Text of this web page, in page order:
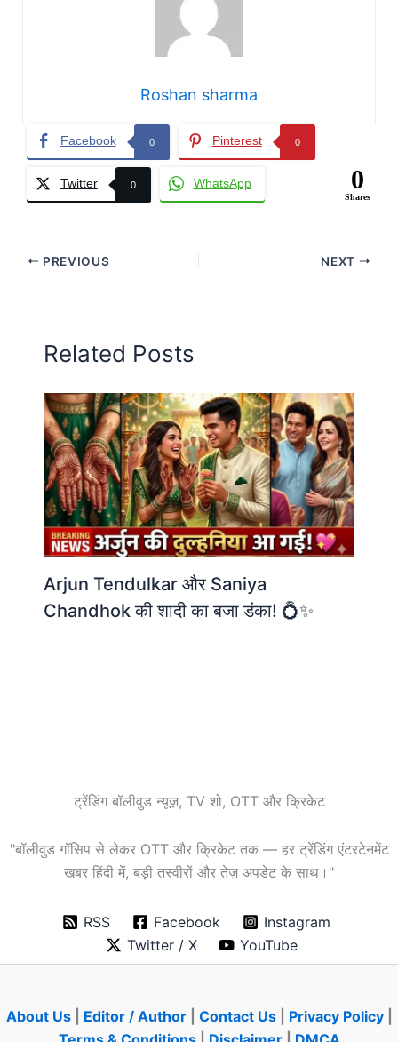
Roshan sharma
Facebook 0 Pinterest 0
Twitter 0 WhatsApp 0
Shares
PREVIOUS NEXT
Related Posts
Arjun Tendulkar और Saniya
Chandhok की शादी का बजा डंका! 💍✨
ट्रेंडिंग बॉलीवुड न्यूज़, TV शो, OTT और क्रिकेट
"बॉलीवुड गॉसिप से लेकर OTT और क्रिकेट तक — हर ट्रेंडिंग एंटरटेनमेंट
खबर हिंदी में, बड़ी तस्वीरों और तेज़ अपडेट के साथ।"
RSS Facebook
Instagram
Twitter / X
YouTube
About Us| Editor / Author| Contact Us| Privacy Policy|